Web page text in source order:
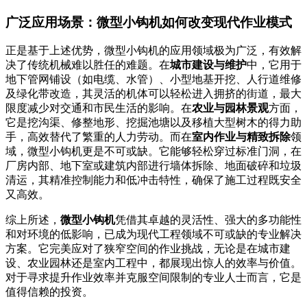
广泛应用场景：微型小钩机如何改变现代作业模式
正是基于上述优势，微型小钩机的应用领域极为广泛，有效解
决了传统机械难以胜任的难题。在城市建设与维护中，它用于
地下管网铺设（如电缆、水管）、小型地基开挖、人行道维修
及绿化带改造，其灵活的机体可以轻松进入拥挤的街道，最大
限度减少对交通和市民生活的影响。在农业与园林景观方面，
它是挖沟渠、修整地形、挖掘池塘以及移植大型树木的得力助
手，高效替代了繁重的人力劳动。而在室内作业与精致拆除领
域，微型小钩机更是不可或缺。它能够轻松穿过标准门洞，在
厂房内部、地下室或建筑内部进行墙体拆除、地面破碎和垃圾
清运，其精准控制能力和低冲击特性，确保了施工过程既安全
又高效。
综上所述， 微型小钩机凭借其卓越的灵活性、强大的多功能性
和对环境的低影响，已成为现代工程领域不可或缺的专业解决
方案。它完美应对了狭窄空间的作业挑战，无论是在城市建
设、农业园林还是室内工程中，都展现出惊人的效率与价值。
对于寻求提升作业效率并克服空间限制的专业人士而言，它是
值得信赖的投资。